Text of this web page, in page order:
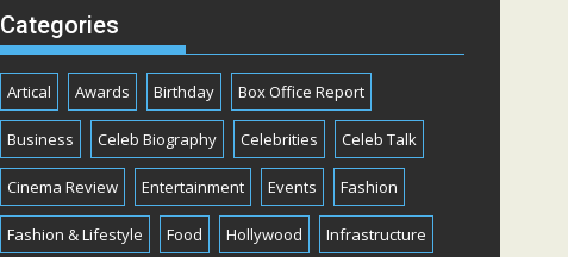
Categories
Artical Awards Birthday Box Office Report
Business Celeb Biography Celebrities Celeb Talk
Cinema Review Entertainment Events Fashion
Fashion & Lifestyle Food Hollywood Infrastructure